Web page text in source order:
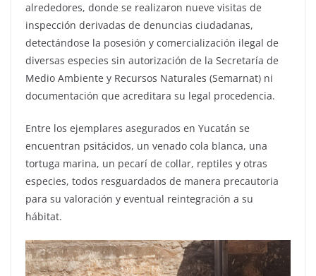
alrededores, donde se realizaron nueve visitas de
inspección derivadas de denuncias ciudadanas,
detectándose la posesión y comercialización ilegal de
diversas especies sin autorización de la Secretaría de
Medio Ambiente y Recursos Naturales (Semarnat) ni
documentación que acreditara su legal procedencia.
Entre los ejemplares asegurados en Yucatán se
encuentran psitácidos, un venado cola blanca, una
tortuga marina, un pecarí de collar, reptiles y otras
especies, todos resguardados de manera precautoria
para su valoración y eventual reintegración a su
hábitat.